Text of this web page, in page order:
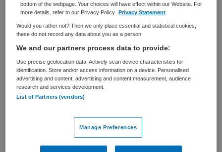
PLAATSINGSDATUM
14 april 2026
NIVEAU
WO
ERVARING
Ervaren
DIENSTVERBAND
Parttime
Vacature niet beschikbaar
Deze vacature Directeur-Bestuurder Coöperatief Medisch
staan enkele vergelijkbare vacatures die voor u wellicht
interessant zijn.
bottom of the webpage. Your choices will have effect within our Website. For
more details, refer to our Privacy Policy.
Privacy Statement
Would you rather not? Then we only place essential and statistical cookies,
these do not record any data about you as a person
We and our partners process data to provide:
Use precise geolocation data. Actively scan device characteristics for
identification. Store and/or access information on a device. Personalised
advertising and content, advertising and content measurement, audience
research and services development.
List of Partners (vendors)
Manage Preferences